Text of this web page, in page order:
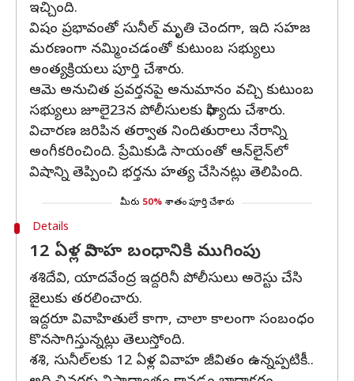
ఇచ్చింది.
విషం ప్రభావంతో సునీల్ మృతి చెందగా, ఇది సహజ
మరణంగా నమ్మించడంతో కుటుంబ సభ్యులు
అంత్యక్రియలు పూర్తి చేశారు.
ఆమె అనుచిత ప్రవర్తనపై అనుమానం వచ్చి కుటుంబ
సభ్యులు జూలై23న పోలీసులకు ఫిర్యాదు చేశారు.
విచారణ జరిపిన తర్వాత నిందితురాలు నేరాన్ని
అంగీకరించింది. ప్రేమికుడి సాయంతో ఆన్‌లైన్‌లో
విషాన్ని తెప్పించి భర్తను హత్య చేసినట్లు తెలిపింది.
మీరు 50% శాతం పూర్తి చేశారు
Details
12 ఏళ్ల వివాహ బంధానికి ముగింపు
శశిదేవి, యాదవేంద్ర ఇద్దరినీ పోలీసులు అరెస్టు చేసి
జైలుకు తరలించారు.
ఇద్దరూ వివాహితులే కాగా, చాలా కాలంగా సంబంధం
కొనసాగిస్తున్నట్లు తెలుస్తోంది.
శశి, సునీల్‌లకు 12 ఏళ్ల వివాహ జీవితం ఉన్నప్పటికీ..